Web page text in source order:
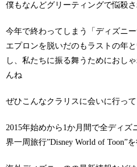
僕もなんどグリーティングで悩殺
今年で終わってしまう「ディズニ
エプロンを脱いだのもラストの年
し、私たちに振る舞うためにおし
んね
ぜひこんなクラリスに会いに行って
2015年始めから1か月間で全ディ
界一周旅行”Disney World of Toon”